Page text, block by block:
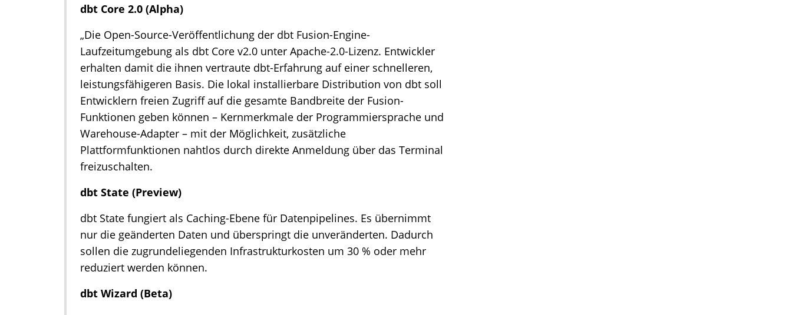
dbt Core 2.0 (Alpha)
„Die Open-Source-Veröffentlichung der dbt Fusion-Engine-
Laufzeitumgebung als dbt Core v2.0 unter Apache-2.0-Lizenz. Entwickler
erhalten damit die ihnen vertraute dbt-Erfahrung auf einer schnelleren,
leistungsfähigeren Basis. Die lokal installierbare Distribution von dbt soll
Entwicklern freien Zugriff auf die gesamte Bandbreite der Fusion-
Funktionen geben können – Kernmerkmale der Programmiersprache und
Warehouse-Adapter – mit der Möglichkeit, zusätzliche
Plattformfunktionen nahtlos durch direkte Anmeldung über das Terminal
freizuschalten.
dbt State (Preview)
dbt State fungiert als Caching-Ebene für Datenpipelines. Es übernimmt
nur die geänderten Daten und überspringt die unveränderten. Dadurch
sollen die zugrundeliegenden Infrastrukturkosten um 30 % oder mehr
reduziert werden können.
dbt Wizard (Beta)